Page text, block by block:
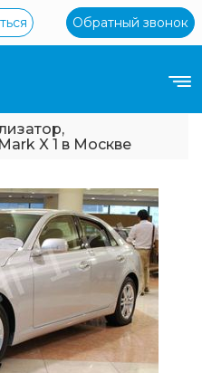
Обратный звонок
X 1 в Москве